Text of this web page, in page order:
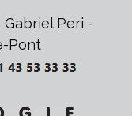
Gabriel Peri -
Pont